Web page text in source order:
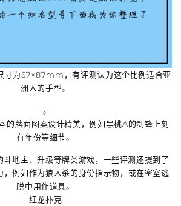
寸为57×87mm ，有评测认为这个比例适合亚
洲人的手型。
-。
的牌面图案设计精美，例如黑桃A的剑锋上刻
有年份等细节。
斗地主、升级等牌类游戏，一些评测还提到了
，例如作为狼人杀的身份指示物，或在密室逃
脱中用作道具。
红龙扑克